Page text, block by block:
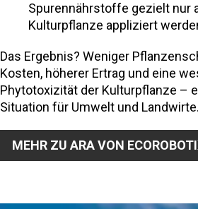
Spurennährstoffe gezielt nur
Kulturpflanze appliziert
Das Ergebnis? Weniger
Kosten, höherer Ertrag und eine
Phytotoxizität der Kulturpflanze –
Situation für Umwelt und Landwirte.
MEHR ZU ARA VON